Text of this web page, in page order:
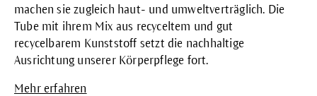
machen sie zugleich haut- und umweltverträglich. Die
Tube mit ihrem Mix aus recyceltem und gut
recycelbarem Kunststoff setzt die nachhaltige
Ausrichtung unserer Körperpflege fort.
Mehr erfahren